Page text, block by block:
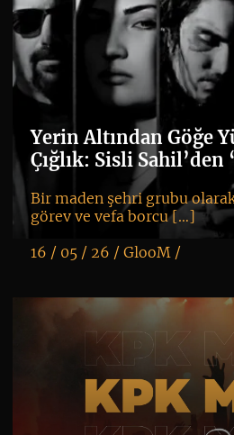
Yerin Altından Göğe
Çığlık: Sisli Sahil’den
Bir maden şehri grubu
görev ve vefa borcu […]
16 / 05 / 26 / GlooM/